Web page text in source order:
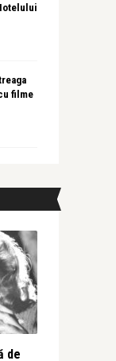
filme
de